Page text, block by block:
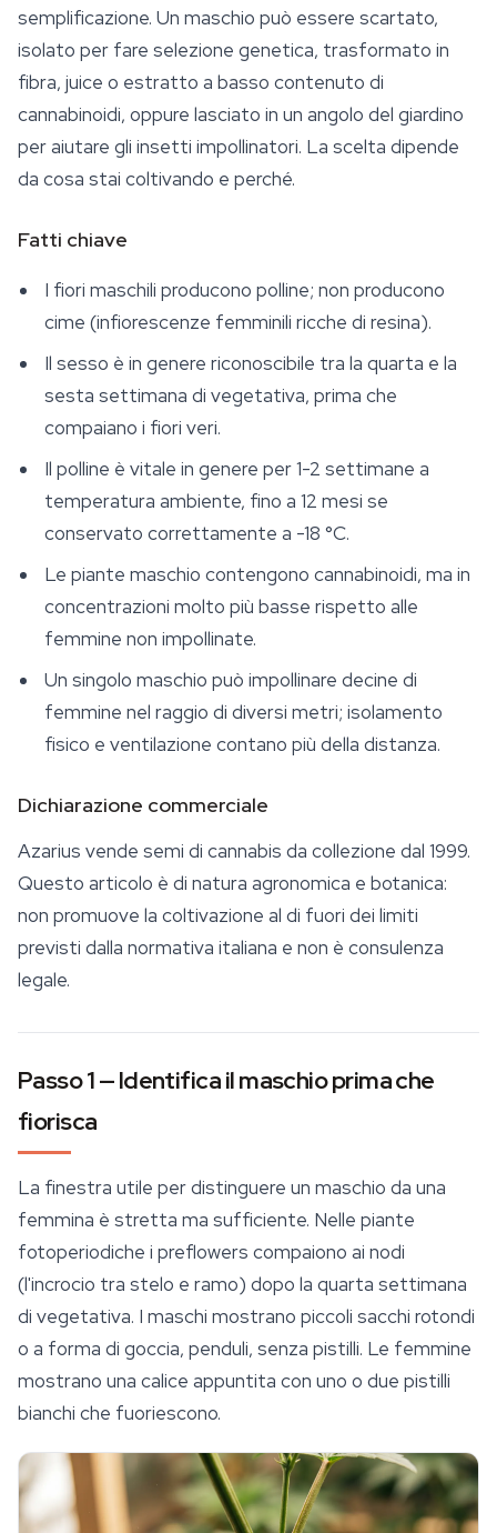
semplificazione. Un maschio può essere scartato,
isolato per fare selezione genetica, trasformato in
fibra, juice o estratto a basso contenuto di
cannabinoidi, oppure lasciato in un angolo del giardino
per aiutare gli insetti impollinatori. La scelta dipende
da cosa stai coltivando e perché.
Fatti chiave
I fiori maschili producono polline; non producono
cime (infiorescenze femminili ricche di resina).
Il sesso è in genere riconoscibile tra la quarta e la
sesta settimana di vegetativa, prima che
compaiano i fiori veri.
Il polline è vitale in genere per 1-2 settimane a
temperatura ambiente, fino a 12 mesi se
conservato correttamente a -18 °C.
Le piante maschio contengono cannabinoidi, ma in
concentrazioni molto più basse rispetto alle
femmine non impollinate.
Un singolo maschio può impollinare decine di
femmine nel raggio di diversi metri; isolamento
fisico e ventilazione contano più della distanza.
Dichiarazione commerciale
Azarius vende semi di cannabis da collezione dal 1999.
Questo articolo è di natura agronomica e botanica:
non promuove la coltivazione al di fuori dei limiti
previsti dalla normativa italiana e non è consulenza
legale.
Passo 1 — Identifica il maschio prima che
fiorisca
La finestra utile per distinguere un maschio da una
femmina è stretta ma sufficiente. Nelle piante
fotoperiodiche i preflowers compaiono ai nodi
(l'incrocio tra stelo e ramo) dopo la quarta settimana
di vegetativa. I maschi mostrano piccoli sacchi rotondi
o a forma di goccia, penduli, senza pistilli. Le femmine
mostrano una calice appuntita con uno o due pistilli
bianchi che fuoriescono.